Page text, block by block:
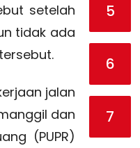
setelah
tidak ada
jalan
dan
(PUPR)
5
6
7